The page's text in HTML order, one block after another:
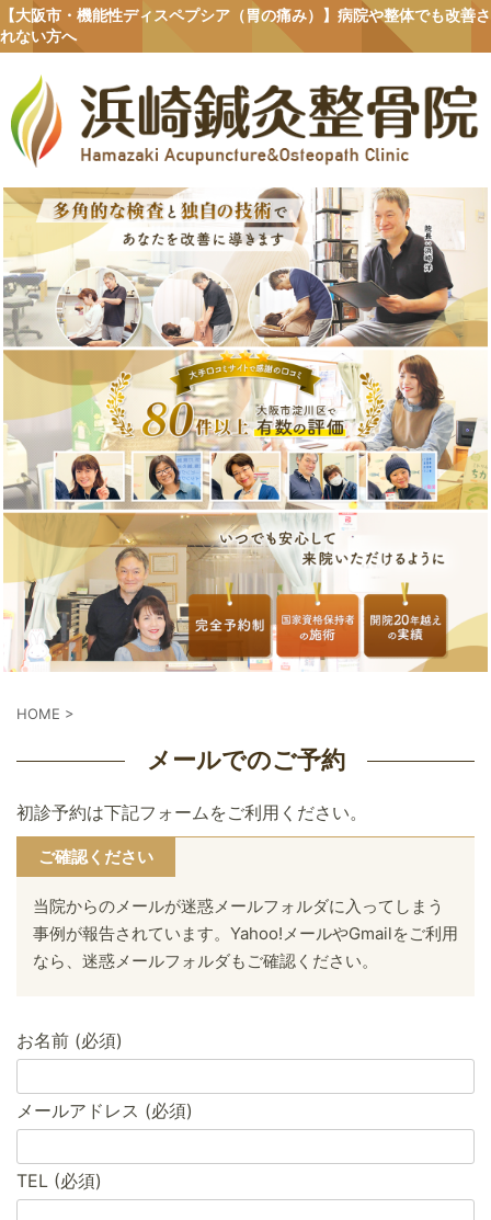
【大阪市・機能性ディスペプシア（胃の痛み）】病院や整体でも改善さ
れない方へ
HOME >
メールでのご予約
初診予約は下記フォームをご利用ください。
ご確認ください
当院からのメールが迷惑メールフォルダに入ってしまう
事例が報告されています。Yahoo!メールやGmailをご利用
なら、迷惑メールフォルダもご確認ください。
お名前 (必須)
メールアドレス (必須)
TEL (必須)